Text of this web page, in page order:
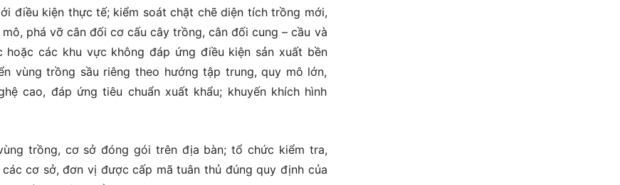
điều kiện thực tế; kiểm soát chặt chẽ diện tích trồng mới,
phá vỡ cân đối cơ cấu cây trồng, cân đối cung – cầu và
các khu vực không đáp ứng điều kiện sản xuất bền
vùng trồng sầu riêng theo hướng tập trung, quy mô lớn,
cao, đáp ứng tiêu chuẩn xuất khẩu; khuyến khích hình
trồng, cơ sở đóng gói trên địa bàn; tổ chức kiểm tra,
cơ sở, đơn vị được cấp mã tuân thủ đúng quy định của